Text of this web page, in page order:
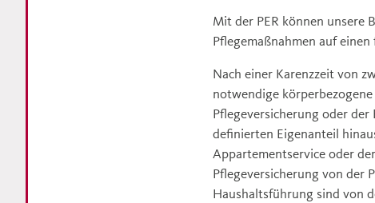
Mit der PER können unsere
Pflegemaßnahmen auf
Nach einer Karenzzeit von
notwendige
Pflegeversicherung oder
definierten Eigenanteil
Appartementservice oder
Pflegeversicherung von der
Haushaltsführung sind von